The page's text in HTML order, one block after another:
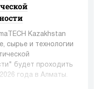
Kazakhstan
сырье и технологии
будет проходить
года в Алматы.